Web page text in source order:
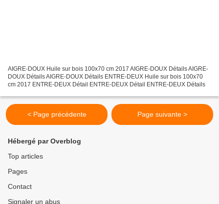
AIGRE-DOUX Huile sur bois 100x70 cm 2017 AIGRE-DOUX Détails AIGRE-
DOUX Détails AIGRE-DOUX Détails ENTRE-DEUX Huile sur bois 100x70
cm 2017 ENTRE-DEUX Détail ENTRE-DEUX Détail ENTRE-DEUX Détails
< Page précédente Page suivante >
Hébergé par Overblog
Top articles
Pages
Contact
Signaler un abus